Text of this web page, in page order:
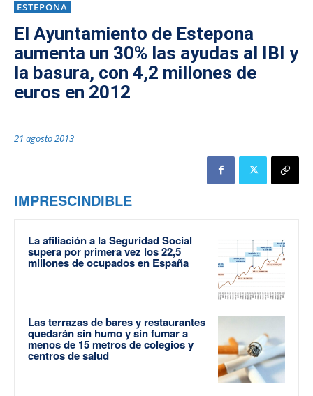
ESTEPONA
El Ayuntamiento de Estepona
aumenta un 30% las ayudas al IBI y
la basura, con 4,2 millones de
euros en 2012
21 agosto 2013
IMPRESCINDIBLE
La afiliación a la Seguridad Social
supera por primera vez los 22,5
millones de ocupados en España
Las terrazas de bares y restaurantes
quedarán sin humo y sin fumar a
menos de 15 metros de colegios y
centros de salud